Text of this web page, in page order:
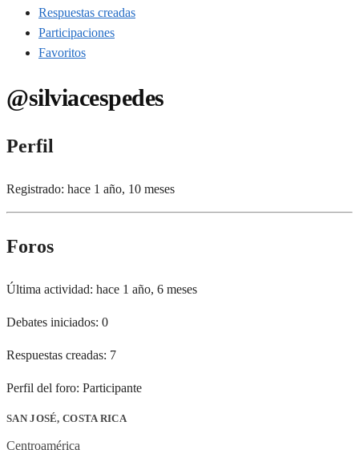
Respuestas creadas
Participaciones
Favoritos
@silviacespedes
Perfil
Registrado: hace 1 año, 10 meses
Foros
Última actividad: hace 1 año, 6 meses
Debates iniciados: 0
Respuestas creadas: 7
Perfil del foro: Participante
SAN JOSÉ, COSTA RICA
Centroamérica